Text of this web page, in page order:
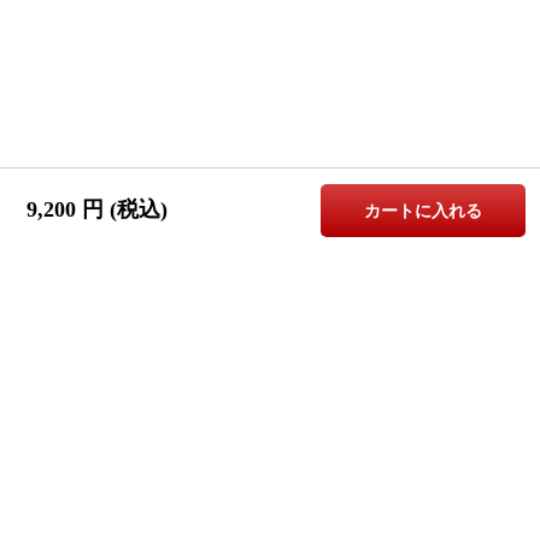
9,200 円 (税込) カートに入れる